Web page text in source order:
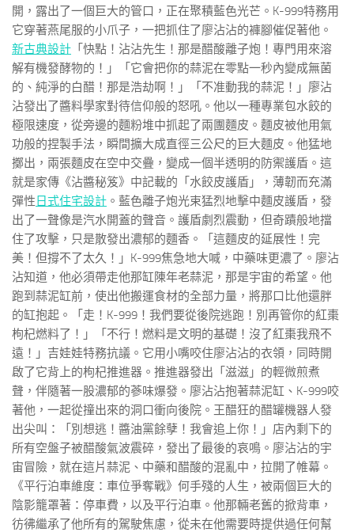
開，露出了一個巨大的管口，正在聚積藍色光芒。K-999特務用
它穿著燕尾服的小爪子，一把抓住了廖沾沾的褲腳催促著他。
新古典設計 「快點！沾沾先生！那是醋酸離子炮！專門用來溶
解有機發酵物的！」「它會把你的蒜泥在零點一秒內變成無菌
的、純淨的白醋！那是浩劫啊！」「不准動我的蒜泥！」廖沾
沾發出了醬料學家對待信仰般的怒吼。他以一種專業包水餃的
極限速度，從旁邊的麵粉堆中抓起了兩團麵皮。麵皮被他用氣
功般的捏製手法，瞬間擴大成直徑三公尺的巨大麵皮。他猛地
擲出，兩張麵皮在空中交疊，變成一個半透明的防禦護盾。這
就是家傳《沾醬秘笈》中記載的「水餃皮護盾」，薄韌而充滿
彈性 日式住宅設計 。藍色離子炮光束猛烈地擊中麵皮護盾，發
出了一聲像是汽水開蓋的聲音。護盾劇烈震動，但奇蹟般地擋
住了攻擊，只是散發出濃郁的麵香。「這麵皮的延展性！完
美！但撐不了太久！」K-999焦急地大喊，中藥味更濃了。廖沾
沾知道，他必須帶走他那缸陳年老蒜泥，那是宇宙的希望。他
跑到蒜泥缸前，使出他搬運食材的全部力量，將那口比他還胖
的缸抱起。「走！K-999！我們要從後院逃跑！別再管你的紅棗
枸杞燃料了！」「不行！燃料是文明的基礎！沒了紅棗我飛不
遠！」吉娃娃特務抗議。它用小嘴咬住廖沾沾的衣領，同時開
啟了它背上的枸杞推進器。推進器發出「滋滋」的輕微煎煮
聲，伴隨著一股濃郁的蔘味爆發。廖沾沾抱著蒜泥缸、K-999咬
著他，一起從撞出來的洞口衝向後院。王醋狂的醋罐機器人發
出尖叫：「別想逃！醬油黨餘孽！我會追上你！」店內剩下的
所有空盤子被醋酸氣波震碎，發出了最後的哀鳴。廖沾沾的宇
宙冒險，就在這片蒜泥、中藥和醋酸的混亂中，拉開了帷幕。
《平行泊車維度：車位爭奪戰》何手殘的人生，被兩個巨大的
陰影籠罩著：停車費，以及平行泊車。他那輛老舊的掀背車，
彷彿繼承了他所有的駕駛焦慮，從未在他需要時提供過任何幫